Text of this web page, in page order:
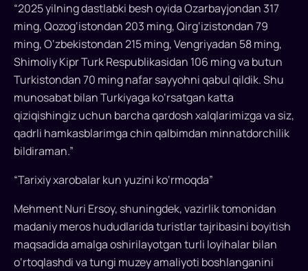
Tashkiloti
(TDT)
Turizm
vazirlarining
yig‘ilishi
bo‘lib
o‘tdi.
Yig‘ilishda
Bosh
Kubanichbek
O‘muraliyev,
Madaniyat
“2025 yilning dastlabki besh oyida Ozarbayjondan 317
ming, Qozog‘istondan 203 ming, Qirg‘izistondan 79
ming, O‘zbekistondan 215 ming, Vengriyadan 58 ming,
Shimoliy Kipr Turk Respublikasidan 106 ming va butun
Turkistondan 70 ming nafar sayyohni qabul qildik. Shu
munosabat bilan Turkiyaga ko‘rsatgan katta
qiziqishingiz uchun barcha qardosh xalqlarimizga va siz,
qadrli hamkasblarimga chin qalbimdan minnatdorchilik
bildiraman.”
“Tarixiy xarobalar kun yuzini ko‘rmoqda”
Mehment Nuri Ersoy, shuningdek, vazirlik tomonidan
madaniy meros hududlarida turistlar tajribasini boyitish
maqsadida amalga oshirilayotgan turli loyihalar bilan
o‘rtoqlashdi va tungi muzey amaliyoti boshlanganini